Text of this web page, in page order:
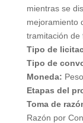
mientras se
mejoramiento
tramitación de
Tipo de
Tipo de
Moneda:
Etapas del
Toma de
Razón por